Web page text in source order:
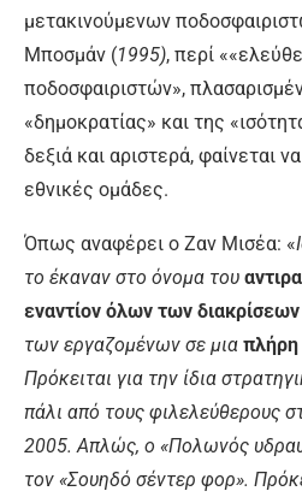
μετακινούμενων
Μποσμάν (1995), περί
ποδοσφαιριστών»,
«δημοκρατίας» και της
δεξιά και αριστερά, φαίνεται
εθνικές ομάδες.
Όπως αναφέρει ο Ζαν Μισέα: «
το έκαναν στο όνομα του
εναντίον όλων των διακρίσεων
των εργαζομένων σε μια πλήρη
Πρόκειται για την ίδια
πάλι από τους φιλελεύθερους
2005. Απλώς, ο «Πολωνός
τον «Σουηδό σέντερ φορ».